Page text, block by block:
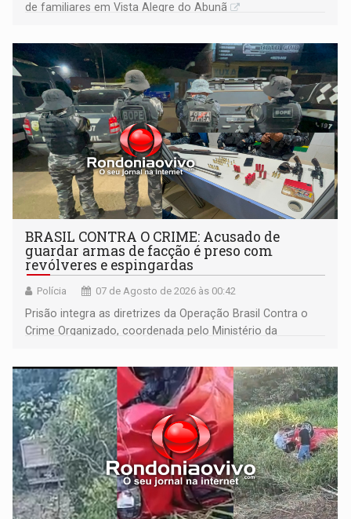
de familiares em Vista Alegre do Abunã
BRASIL CONTRA O CRIME: Acusado de
guardar armas de facção é preso com
revólveres e espingardas
Polícia 07 de Agosto de 2026 às 00:42
Prisão integra as diretrizes da Operação Brasil Contra o
Crime Organizado, coordenada pelo Ministério da